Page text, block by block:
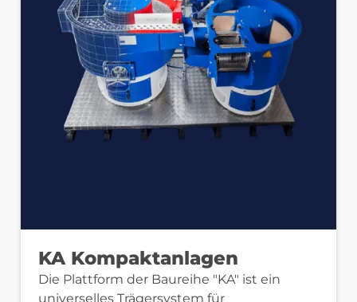
KA Kompaktanlagen
Die Plattform der Baureihe "KA" ist ein
universelles Trägersystem für